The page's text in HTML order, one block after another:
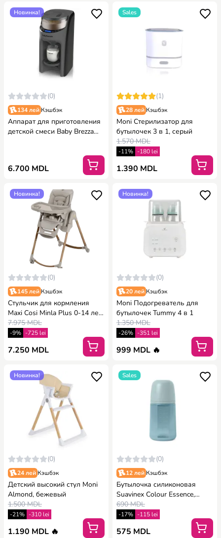
Новинка!
(0)
134 лей Кэшбэк
Аппарат для приготовления
детской смеси Baby Brezza
6.700 MDL
Sales
(1)
28 лей Кэшбэк
Moni Стерилизатор для
бутылочек 3 в 1, серый
1.570 MDL
-11% -180 lei
1.390 MDL
Новинка!
(0)
145 лей Кэшбэк
Стульчик для кормления
Maxi Cosi Minla Plus 0-14 лет,
Elegance Beige
7.975 MDL
-9% -725 lei
7.250 MDL
Новинка!
(0)
20 лей Кэшбэк
Moni Подогреватель для
бутылочек Tummy 4 в 1
1.350 MDL
-26% -351 lei
999 MDL 🔥
Новинка!
(0)
24 лей Кэшбэк
Детский высокий стул Moni
Almond, бежевый
1.500 MDL
-21% -310 lei
1.190 MDL 🔥
Sales
(0)
12 лей Кэшбэк
Бутылочка силиконовая
Suavinex Colour Essence,
физиологическая соска,
средний поток, 240 мл, blue
690 MDL
-17% -115 lei
575 MDL